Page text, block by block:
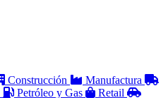
Construcción
Manufactura
Petróleo y Gas
Retail